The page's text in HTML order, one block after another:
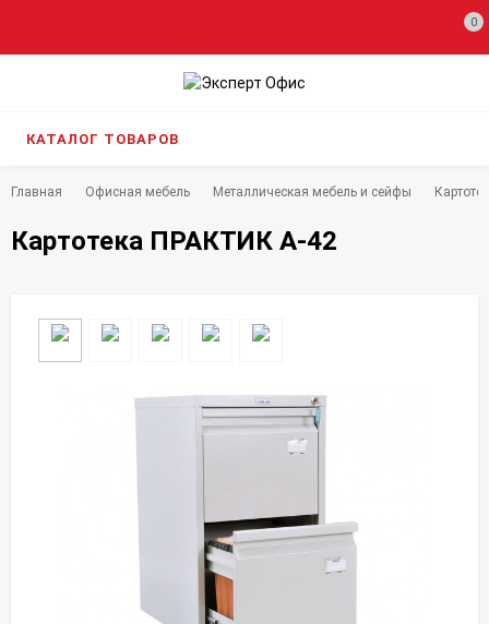
0
КАТАЛОГ ТОВАРОВ
Главная Офисная мебель Металлическая мебель и сейфы
Картотека ПРАКТИК А-42